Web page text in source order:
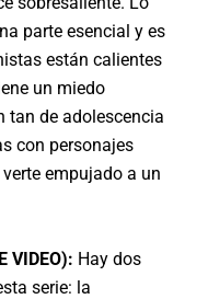
parte esencial y es
están calientes
un miedo
tan de adolescencia
con personajes
empujado a un
VIDEO): Hay dos
serie: la